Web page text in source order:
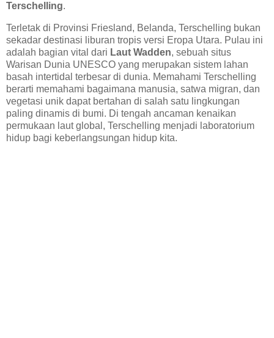
Terschelling.
Terletak di Provinsi Friesland, Belanda, Terschelling bukan
sekadar destinasi liburan tropis versi Eropa Utara. Pulau ini
adalah bagian vital dari Laut Wadden, sebuah situs
Warisan Dunia UNESCO yang merupakan sistem lahan
basah intertidal terbesar di dunia. Memahami Terschelling
berarti memahami bagaimana manusia, satwa migran, dan
vegetasi unik dapat bertahan di salah satu lingkungan
paling dinamis di bumi. Di tengah ancaman kenaikan
permukaan laut global, Terschelling menjadi laboratorium
hidup bagi keberlangsungan hidup kita.